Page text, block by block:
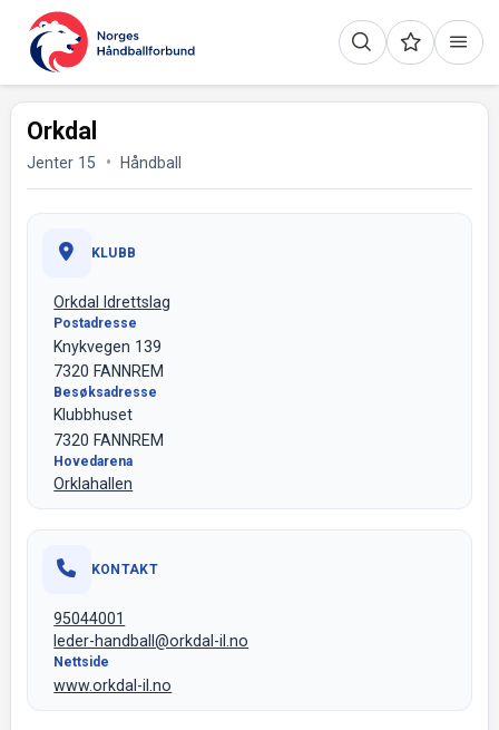
Orkdal
Jenter 15 Håndball
KLUBB
Orkdal Idrettslag
Postadresse
Knykvegen 139
7320 FANNREM
Besøksadresse
Klubbhuset
7320 FANNREM
Hovedarena
Orklahallen
KONTAKT
95044001
leder-handball@orkdal-il.no
Nettside
www.orkdal-il.no